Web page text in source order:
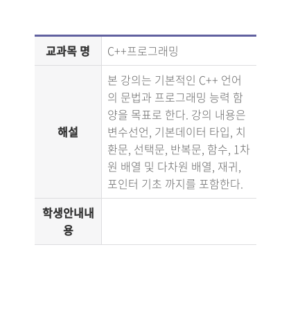
교과목 명 C++프로그래밍
해설
본 강의는 기본적인 C++ 언어
의 문법과 프로그래밍 능력 함
양을 목표로 한다. 강의 내용은
변수선언, 기본데이터 타입, 치
환문, 선택문, 반복문, 함수, 1차
원 배열 및 다차원 배열, 재귀,
포인터 기초 까지를 포함한다.
학생안내내
용